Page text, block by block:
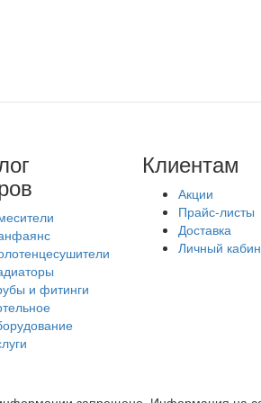
и фитинги
Клиентам
Акции
Прайс-листы
Доставка
Личный